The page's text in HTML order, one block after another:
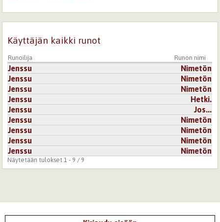
Käyttäjän kaikki runot
Runoilija Runon nimi
Jenssu
Nimetön
Jenssu
Nimetön
Jenssu
Nimetön
Jenssu
Hetki.
Jenssu
Jos...
Jenssu
Nimetön
Jenssu
Nimetön
Jenssu
Nimetön
Jenssu
Nimetön
Näytetään tulokset 1 - 9 / 9